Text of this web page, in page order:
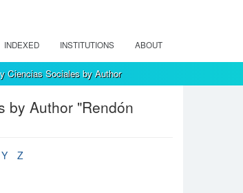
INDEXED INSTITUTIONS ABOUT
Ciencias Sociales by Author
by Author "Rendón
Y
Z